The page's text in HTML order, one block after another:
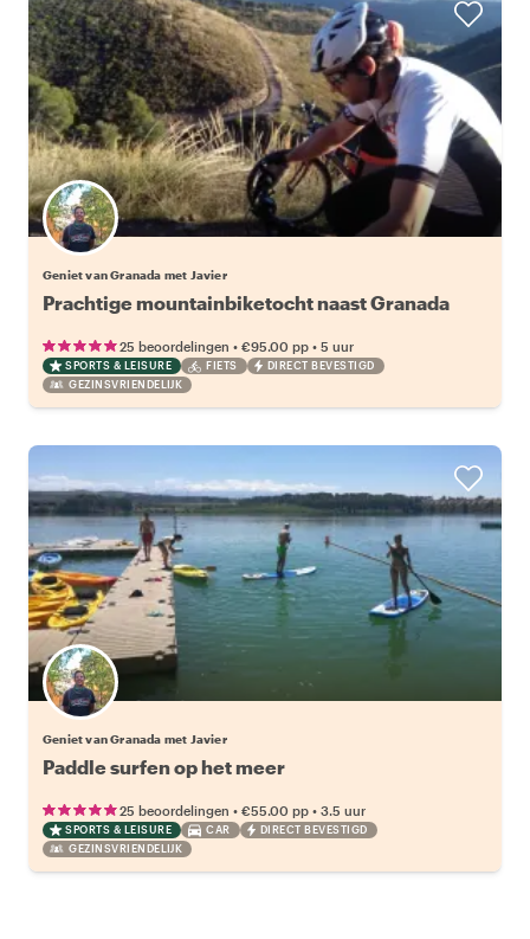
Geniet van Granada met Javier
Prachtige mountainbiketocht naast Granada
25 beoordelingen • €95.00 pp • 5 uur
SPORTS & LEISURE FIETS
DIRECT BEVESTIGD
GEZINSVRIENDELIJK
Geniet van Granada met Javier
Paddle surfen op het meer
25 beoordelingen • €55.00 pp • 3.5 uur
SPORTS & LEISURE CAR
DIRECT BEVESTIGD
GEZINSVRIENDELIJK